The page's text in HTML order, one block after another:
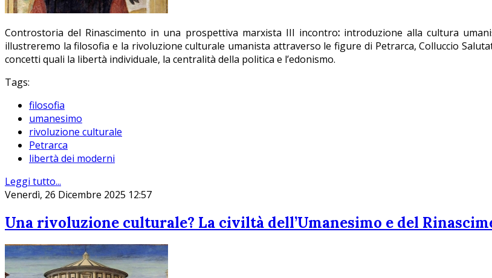
Controstoria del Rinascimento in una prospettiva marxista III incontro: introduzione alla cultura
illustreremo la filosofia e la rivoluzione culturale umanista attraverso le figure di Petrarca, Colluccio
concetti quali la libertà individuale, la centralità della politica e l’edonismo.
Tags:
filosofia
umanesimo
rivoluzione culturale
Petrarca
libertà dei moderni
Leggi tutto...
Venerdì, 26 Dicembre 2025 12:57
Una rivoluzione culturale? La civiltà dell’Umanesimo e del